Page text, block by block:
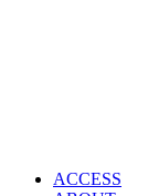
ACCESS